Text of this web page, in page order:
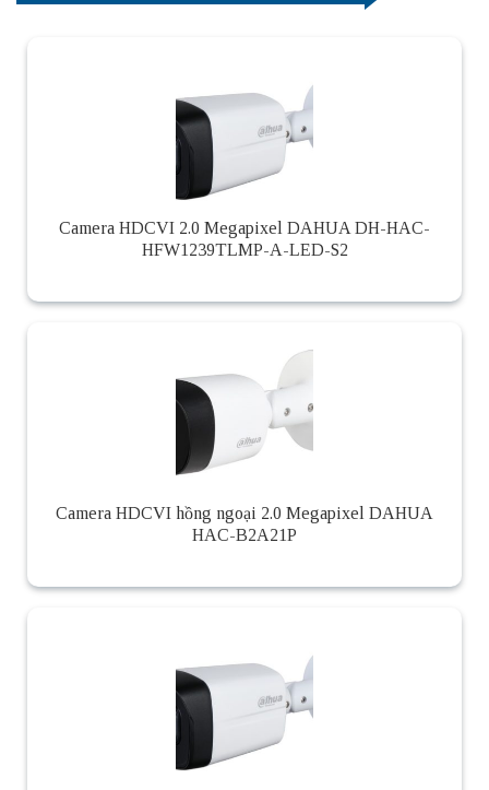
Camera HDCVI 2.0 Megapixel DAHUA DH-HAC-
HFW1239TLMP-A-LED-S2
Camera HDCVI hồng ngoại 2.0 Megapixel DAHUA
HAC-B2A21P